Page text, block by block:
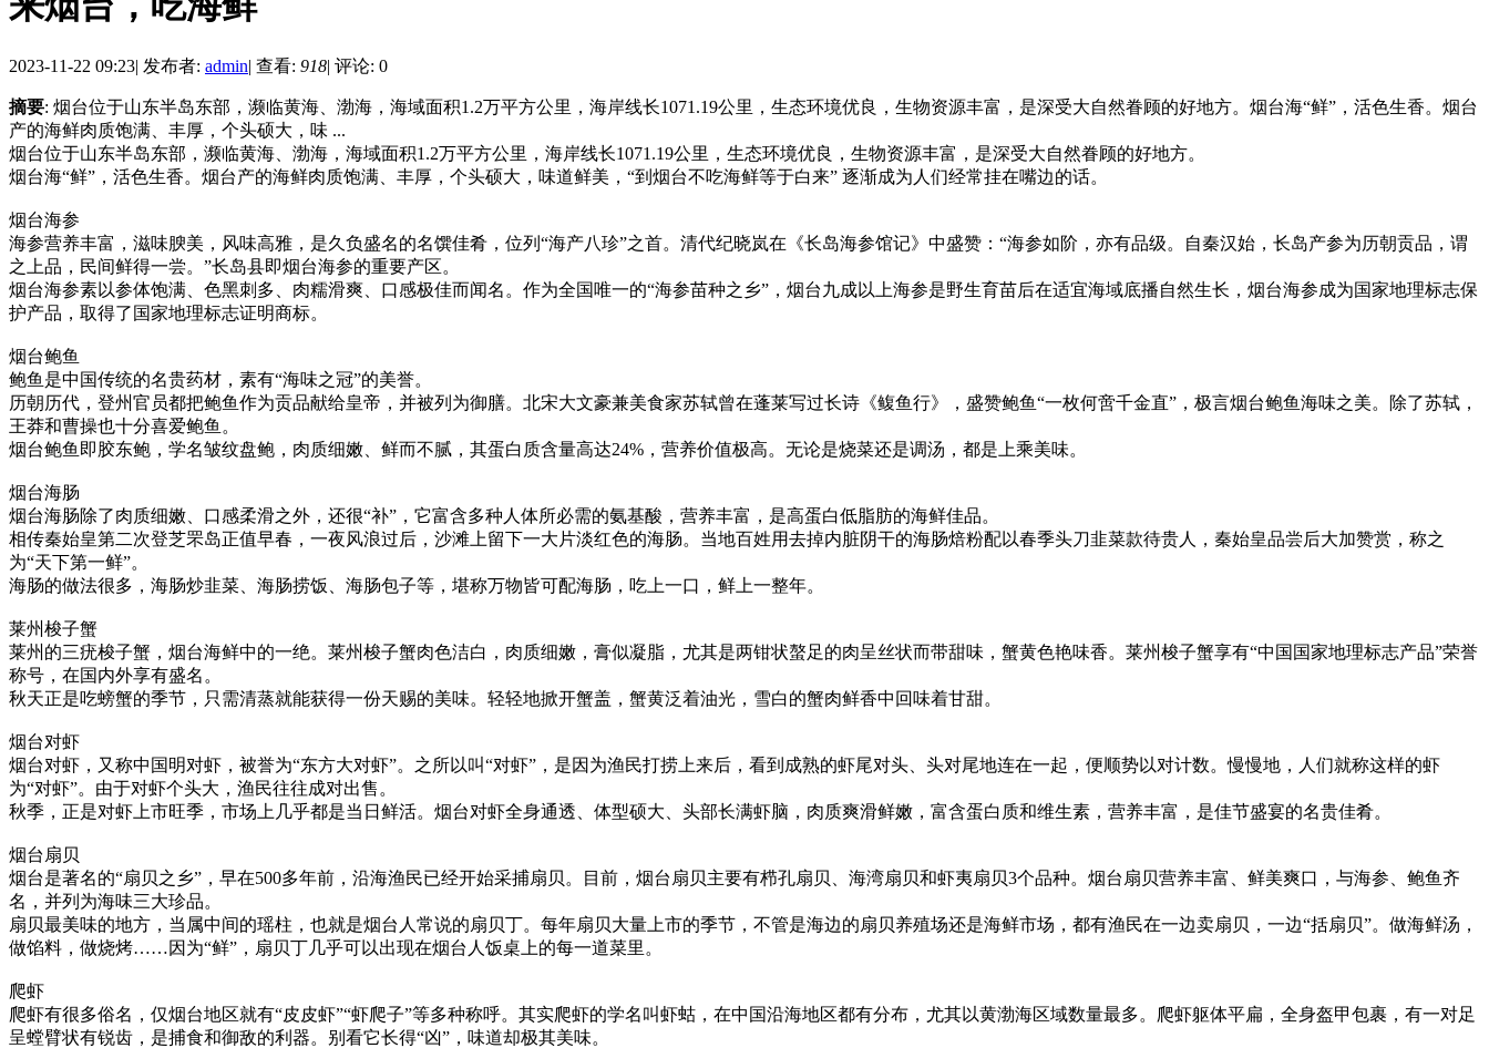
2023-11-22 09:23| 发布者: admin| 查看: 918| 评论: 0
摘要: 烟台位于山东半岛东部，濒临黄海、渤海，海域面积1.2万平方公里，海岸线长1071.19公里，生态环境优良，生物资源丰富，是深受大自然眷顾的好地方。烟台海“鲜”，活色生香。烟台
产的海鲜肉质饱满、丰厚，个头硕大，味 ...
烟台位于山东半岛东部，濒临黄海、渤海，海域面积1.2万平方公里，海岸线长1071.19公里，生态环境优良，生物资源丰富，是深受大自然眷顾的好地方。
烟台海“鲜”，活色生香。烟台产的海鲜肉质饱满、丰厚，个头硕大，味道鲜美，“到烟台不吃海鲜等于白来” 逐渐成为人们经常挂在嘴边的话。
烟台海参
海参营养丰富，滋味腴美，风味高雅，是久负盛名的名馔佳肴，位列“海产八珍”之首。清代纪晓岚在《长岛海参馆记》中盛赞：“海参如阶，亦有品级。自秦汉始，长岛产参为历朝贡品，谓
之上品，民间鲜得一尝。”长岛县即烟台海参的重要产区。
烟台海参素以参体饱满、色黑刺多、肉糯滑爽、口感极佳而闻名。作为全国唯一的“海参苗种之乡”，烟台九成以上海参是野生育苗后在适宜海域底播自然生长，烟台海参成为国家地理标志保
护产品，取得了国家地理标志证明商标。
烟台鲍鱼
鲍鱼是中国传统的名贵药材，素有“海味之冠”的美誉。
历朝历代，登州官员都把鲍鱼作为贡品献给皇帝，并被列为御膳。北宋大文豪兼美食家苏轼曾在蓬莱写过长诗《鳆鱼行》，盛赞鲍鱼“一枚何啻千金直”，极言烟台鲍鱼海味之美。除了苏轼，
王莽和曹操也十分喜爱鲍鱼。
烟台鲍鱼即胶东鲍，学名皱纹盘鲍，肉质细嫩、鲜而不腻，其蛋白质含量高达24%，营养价值极高。无论是烧菜还是调汤，都是上乘美味。
烟台海肠
烟台海肠除了肉质细嫩、口感柔滑之外，还很“补”，它富含多种人体所必需的氨基酸，营养丰富，是高蛋白低脂肪的海鲜佳品。
相传秦始皇第二次登芝罘岛正值早春，一夜风浪过后，沙滩上留下一大片淡红色的海肠。当地百姓用去掉内脏阴干的海肠焙粉配以春季头刀韭菜款待贵人，秦始皇品尝后大加赞赏，称之
为“天下第一鲜”。
海肠的做法很多，海肠炒韭菜、海肠捞饭、海肠包子等，堪称万物皆可配海肠，吃上一口，鲜上一整年。
莱州梭子蟹
莱州的三疣梭子蟹，烟台海鲜中的一绝。莱州梭子蟹肉色洁白，肉质细嫩，膏似凝脂，尤其是两钳状螯足的肉呈丝状而带甜味，蟹黄色艳味香。莱州梭子蟹享有“中国国家地理标志产品”荣誉
称号，在国内外享有盛名。
秋天正是吃螃蟹的季节，只需清蒸就能获得一份天赐的美味。轻轻地掀开蟹盖，蟹黄泛着油光，雪白的蟹肉鲜香中回味着甘甜。
烟台对虾
烟台对虾，又称中国明对虾，被誉为“东方大对虾”。之所以叫“对虾”，是因为渔民打捞上来后，看到成熟的虾尾对头、头对尾地连在一起，便顺势以对计数。慢慢地，人们就称这样的虾
为“对虾”。由于对虾个头大，渔民往往成对出售。
秋季，正是对虾上市旺季，市场上几乎都是当日鲜活。烟台对虾全身通透、体型硕大、头部长满虾脑，肉质爽滑鲜嫩，富含蛋白质和维生素，营养丰富，是佳节盛宴的名贵佳肴。
烟台扇贝
烟台是著名的“扇贝之乡”，早在500多年前，沿海渔民已经开始采捕扇贝。目前，烟台扇贝主要有栉孔扇贝、海湾扇贝和虾夷扇贝3个品种。烟台扇贝营养丰富、鲜美爽口，与海参、鲍鱼齐
名，并列为海味三大珍品。
扇贝最美味的地方，当属中间的瑶柱，也就是烟台人常说的扇贝丁。每年扇贝大量上市的季节，不管是海边的扇贝养殖场还是海鲜市场，都有渔民在一边卖扇贝，一边“括扇贝”。做海鲜汤，
做馅料，做烧烤……因为“鲜”，扇贝丁几乎可以出现在烟台人饭桌上的每一道菜里。
爬虾
爬虾有很多俗名，仅烟台地区就有“皮皮虾”“虾爬子”等多种称呼。其实爬虾的学名叫虾蛄，在中国沿海地区都有分布，尤其以黄渤海区域数量最多。爬虾躯体平扁，全身盔甲包裹，有一对足
呈螳臂状有锐齿，是捕食和御敌的利器。别看它长得“凶”，味道却极其美味。